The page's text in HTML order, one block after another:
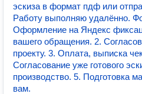
эскиза в формат пдф или
Работу выполняю удалённо.
Оформление на Яндекс
вашего обращения. 2.
проекту. 3. Оплата, выписка
Согласование уже готового
производство. 5. Подготовка
вам.